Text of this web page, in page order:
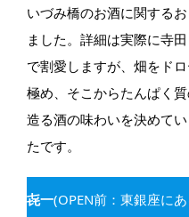
いづみ橋のお酒に関する
ました。詳細は実際に寺
で割愛しますが、畑をド
極め、そこからたんぱく
造る酒の味わいを決めて
たです。
㐂一(OPEN前：東銀座に